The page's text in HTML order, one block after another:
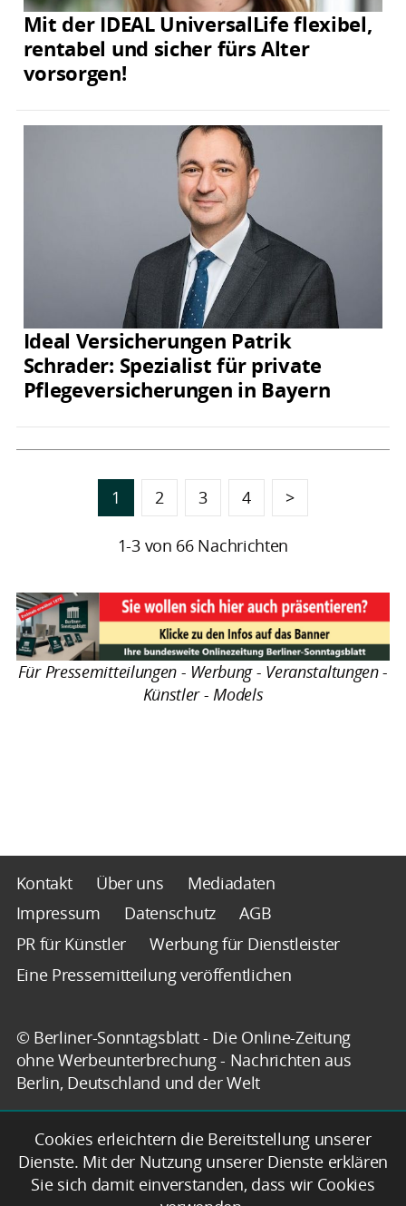
Mit der IDEAL UniversalLife flexibel,
rentabel und sicher fürs Alter
vorsorgen!
Ideal Versicherungen Patrik
Schrader: Spezialist für private
Pflegeversicherungen in Bayern
1 2 3 4 >
1-3 von 66 Nachrichten
Für Pressemitteilungen - Werbung - Veranstaltungen -
Künstler - Models
Kontakt Über uns
Mediadaten
Impressum
Datenschutz
AGB
PR für Künstler
Werbung für Dienstleister
Eine Pressemitteilung veröffentlichen
© Berliner-Sonntagsblatt - Die Online-Zeitung
ohne Werbeunterbrechung - Nachrichten aus
Berlin, Deutschland und der Welt
Cookies erleichtern die Bereitstellung unserer
Dienste. Mit der Nutzung unserer Dienste erklären
Sie sich damit einverstanden, dass wir Cookies